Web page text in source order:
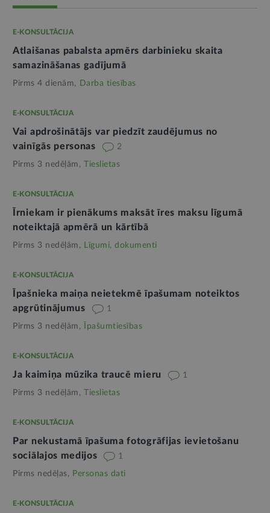
E-KONSULTĀCIJA
Atlaišanas pabalsta apmērs darbinieku skaita
samazināšanas gadījumā
Pirms 4 dienām, Darba tiesības
E-KONSULTĀCIJA
Vai apdrošinātājs var piedzīt zaudējumus no
vainīgās personas
2
Pirms 3 nedēļām, Tieslietas
E-KONSULTĀCIJA
Īrniekam ir pienākums maksāt īres maksu līgumā
noteiktajā apmērā un kārtībā
Pirms 3 nedēļām, Līgumi, dokumenti
E-KONSULTĀCIJA
Īpašnieka maiņa neietekmē īpašumam noteiktos
apgrūtinājumus
1
Pirms 3 nedēļām, Īpašumtiesības
E-KONSULTĀCIJA
Ja kaimiņa mūzika traucē mieru 1
Pirms 3 nedēļām, Tieslietas
E-KONSULTĀCIJA
Par nekustamā īpašuma fotogrāfijas ievietošanu
sociālajos medijos
1
Pirms nedēļas, Personas dati
E-KONSULTĀCIJA